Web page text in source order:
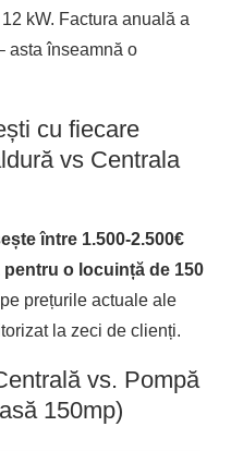
kW. Factura anuală a
asta înseamnă o
cu fiecare
vs Centrala
între 1.500-2.500€
o locuință de 150
prețurile actuale ale
la zeci de clienți.
vs. Pompă
150mp)